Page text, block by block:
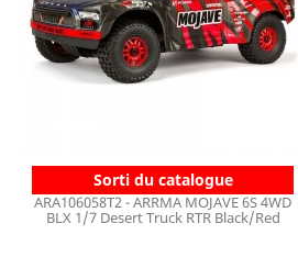
Sorti du catalogue
ARA106058T2 - ARRMA MOJAVE 6S 4WD
BLX 1/7 Desert Truck RTR Black/Red